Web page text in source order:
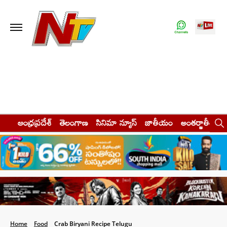
ఆంధ్రప్రదేశ్ తెలంగాణ సినిమా న్యూస్ జాతీయం అంతర్జాతీయం
Home Food Crab Biryani Recipe Telugu